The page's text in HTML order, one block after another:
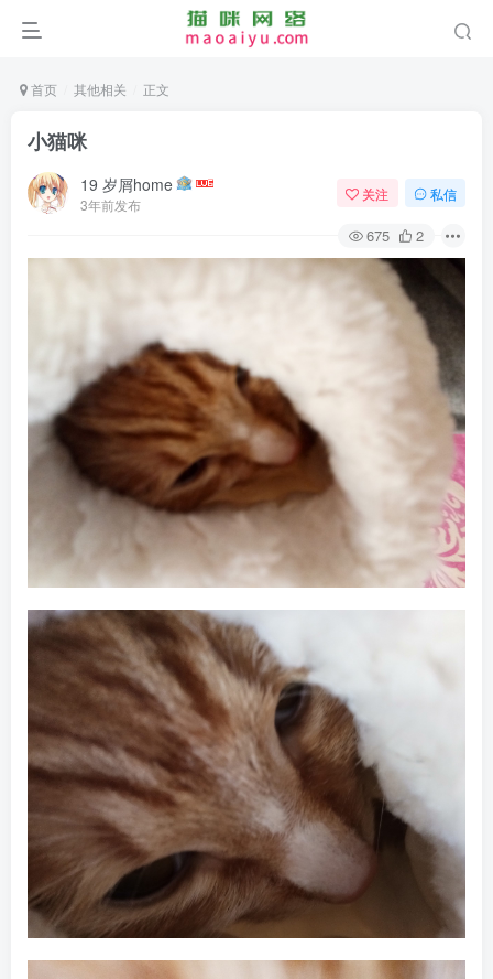
首页 其他相关 正文
小猫咪
19 岁屑home
3年前发布
关注 私信
675 2